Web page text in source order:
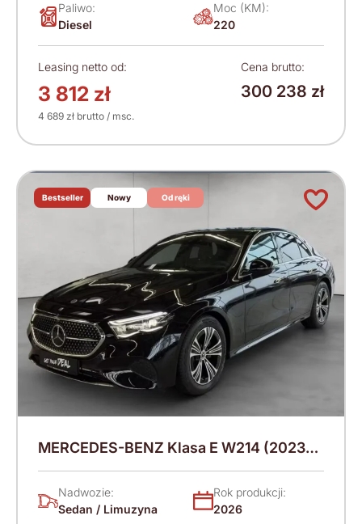
Paliwo:
Diesel
Moc (KM):
220
Leasing netto od:
3 812 zł
4 689 zł brutto / msc.
Cena brutto:
300 238 zł
Bestseller Nowy Od ręki
MERCEDES-BENZ Klasa E W214 (2023-)
220 KM (2026)
Nadwozie:
Sedan / Limuzyna
Rok produkcji:
2026